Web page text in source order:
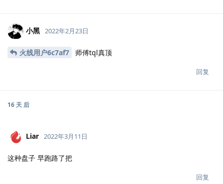
小黑 2022年2月23日
火线用户6c7af7 师傅tql真顶
回复
16 天 后
Liar 2022年3月11日
这种盘子 早跑路了把
回复